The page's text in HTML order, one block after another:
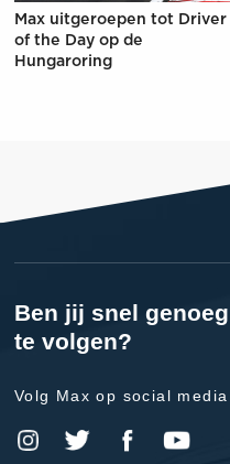
Max uitgeroepen tot Driver
of the Day op de
Hungaroring
Ben jij snel
te volgen?
Volg Max op social